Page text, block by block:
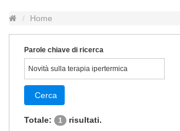
Home
Parole chiave di ricerca
Cerca
Totale: 1 risultati.